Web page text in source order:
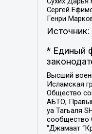
Сергей
Генри
Источник:
* Единый
Высший
Исламская
Общество
АБТО,
уа Тагьаля
сообщество
“Джамаат